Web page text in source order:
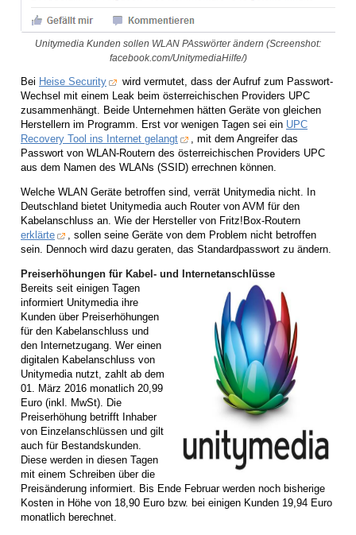
Unitymedia Kunden sollen WLAN PAsswörter ändern (Screenshot:
facebook.com/UnitymediaHilfe/)
Bei Heise Security
wird vermutet, dass der Aufruf zum Passwort-
Wechsel mit einem Leak beim österreichischen Providers UPC
zusammenhängt. Beide Unternehmen hätten Geräte von gleichen
Herstellern im Programm. Erst vor wenigen Tagen sei ein UPC
Recovery Tool ins Internet gelangt
, mit dem Angreifer das
Passwort von WLAN-Routern des österreichischen Providers UPC
aus dem Namen des WLANs (SSID) errechnen können.
Welche WLAN Geräte betroffen sind, verrät Unitymedia nicht. In
Deutschland bietet Unitymedia auch Router von AVM für den
Kabelanschluss an. Wie der Hersteller von Fritz!Box-Routern
erklärte
, sollen seine Geräte von dem Problem nicht betroffen
sein. Dennoch wird dazu geraten, das Standardpasswort zu ändern.
Preiserhöhungen für Kabel- und Internetanschlüsse
Bereits seit einigen Tagen
informiert Unitymedia ihre
Kunden über Preiserhöhungen
für den Kabelanschluss und
den Internetzugang. Wer einen
digitalen Kabelanschluss von
Unitymedia nutzt, zahlt ab dem
01. März 2016 monatlich 20,99
Euro (inkl. MwSt). Die
Preiserhöhung betrifft Inhaber
von Einzelanschlüssen und gilt
auch für Bestandskunden.
Diese werden in diesen Tagen
mit einem Schreiben über die
Preisänderung informiert. Bis Ende Februar werden noch bisherige
Kosten in Höhe von 18,90 Euro bzw. bei einigen Kunden 19,94 Euro
monatlich berechnet.